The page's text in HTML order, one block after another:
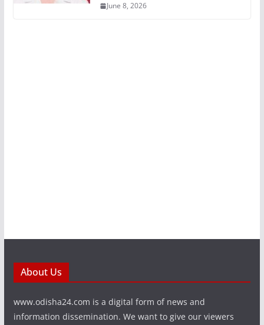
June 8, 2026
About Us
www.odisha24.com is a digital form of news and
information dissemination. We want to give our viewers